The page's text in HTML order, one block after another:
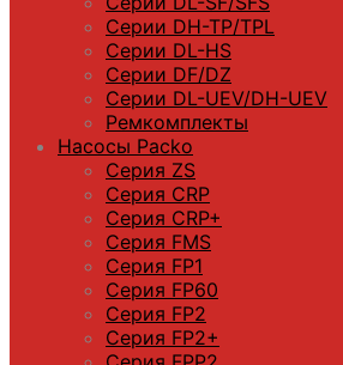
Серии DН-ТP/ТPL
Серии DL-HS
Серии DF/DZ
Серии DL-UEV/DH-UEV
Ремкомплекты
Насосы Packo
Серия ZS
Серия CRP
Серия CRP+
Серия FMS
Серия FP1
Серия FP60
Серия FP2
Серия FP2+